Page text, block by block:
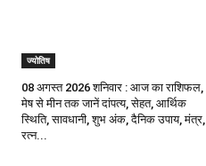
ज्योतिष
08 अगस्त 2026 शनिवार : आज का राशिफल,
मेष से मीन तक जानें दांपत्य, सेहत, आर्थिक
स्थिति, सावधानी, शुभ अंक, दैनिक उपाय, मंत्र,
रत्न...